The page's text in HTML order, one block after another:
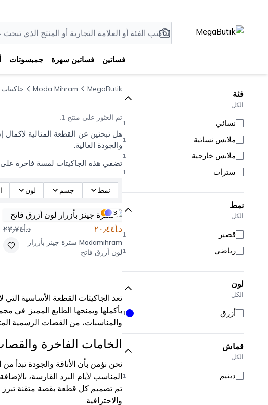
فساتين فساتين سهرة جمبسوتات
فئة
الكل
نسائي 1
ملابس نسائية 1
ملابس خارجية 1
سترات 1
نمط
الكل
قصير 1
رياضي 1
لون
الكل
أزرق 1
قماش
الكل
دينيم 1
MegaButik
Moda Mihram
تم العثور على منتج 1.
هل تبحثين عن القطعة المثالية
والجودة العالية.
تضفي هذه الجاكيتات لمسة فاخرة
نمط جسم لون
3
د.أ٢٠٫٤٤ د.أ٢٣٫٧٤
Modamihram سترة جينز بأزرار
لون أزرق فاتح
تعد الجاكيتات القطعة الأساسية
بأكملها ويمنحها الطابع المميز.
والمناسبات، من القصات الرسمية
الخامات الفاخرة
نحن نؤمن بأن الأناقة والجودة تبدأ
المناسب لأيام البرد القارسة،
تم تصميم كل قطعة بقصة متقنة تبرز
والاحترافية.